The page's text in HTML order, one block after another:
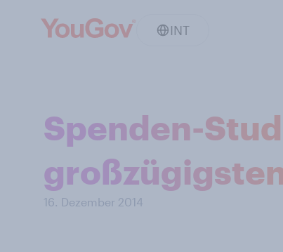
INT
Spenden-
16. Dezember 2014